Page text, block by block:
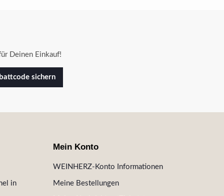
Deinen Einkauf!
sichern
in
Mein Konto
WEINHERZ-Konto Informationen
Meine Bestellungen